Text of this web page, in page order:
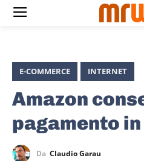
E-COMMERCE INTERNET
Amazon
pagamento
Da Claudio Garau